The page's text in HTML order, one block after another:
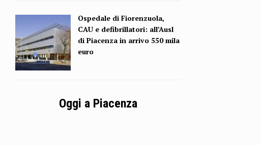
Ospedale di Fiorenzuola,
CAU e defibrillatori: all’Ausl
di Piacenza in arrivo 550 mila
euro
Oggi a Piacenza